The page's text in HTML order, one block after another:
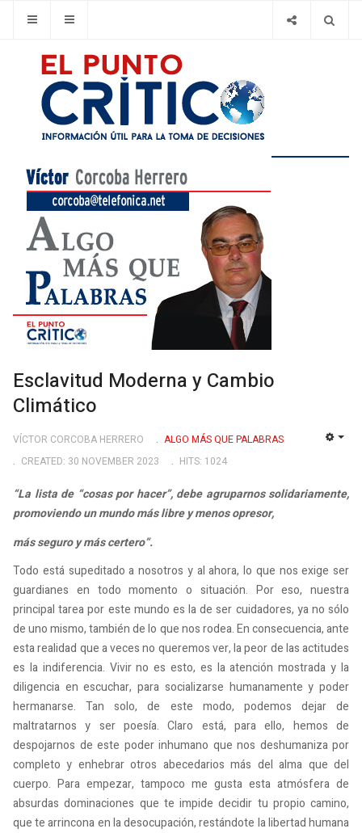
Esclavitud Moderna y Cambio
Climático
VÍCTOR CORCOBA HERRERO
ALGO MÁS QUE PALABRAS
CREATED: 30 NOVEMBER 2023
HITS: 1024
“La lista de “cosas por hacer”, debe agruparnos solidariamente,
promoviendo un mundo más libre y menos opresor,
más seguro y más certero”.
Todo está supeditado a nosotros y al ahora, lo que nos exige ser
guardianes en todo momento o situación. Por eso, nuestra
principal tarea por este mundo es la de ser cuidadores, ya no sólo
de uno mismo, también de lo que nos rodea. En consecuencia, ante
esta realidad que a veces no queremos ver, la peor de las actitudes
es la indiferencia. Vivir no es esto, es la atención mostrada y la
diligencia en escuchar, para socializarse humanamente y poder
hermanarse. Tan solo, de este modo, podemos dejar de
maltratarnos y ser poesía. Claro está, para ello, hemos de
despojarnos de este poder inhumano que nos deshumaniza por
completo y enhebrar otros abecedarios más del alma que del
cuerpo. Para empezar, tampoco me gusta esta atmósfera de
absurdas dominaciones que te impide decidir tu propio camino,
que te arrincona en la desocupación, restándote la libertad humana